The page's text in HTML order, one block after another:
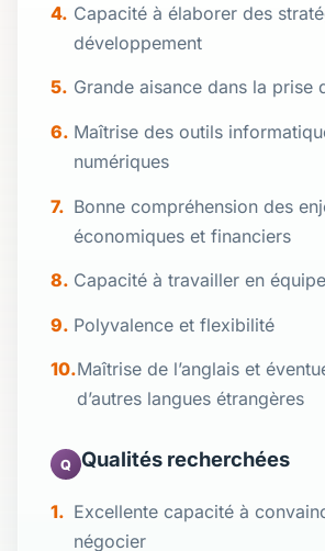
Capacité à élaborer des
développement
Grande aisance dans la prise
Maîtrise des outils
numériques
Bonne compréhension des
économiques et financiers
Capacité à travailler en
Polyvalence et flexibilité
Maîtrise de l’anglais et
d’autres langues étrangères
Q Qualités recherchées
Excellente capacité à
négocier